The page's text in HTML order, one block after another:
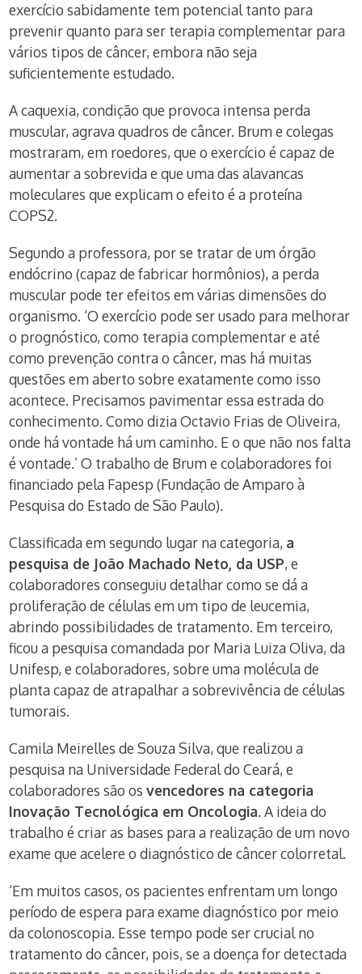
exercício sabidamente tem potencial tanto para
prevenir quanto para ser terapia complementar para
vários tipos de câncer, embora não seja
suficientemente estudado.
A caquexia, condição que provoca intensa perda
muscular, agrava quadros de câncer. Brum e colegas
mostraram, em roedores, que o exercício é capaz de
aumentar a sobrevida e que uma das alavancas
moleculares que explicam o efeito é a proteína
COPS2.
Segundo a professora, por se tratar de um órgão
endócrino (capaz de fabricar hormônios), a perda
muscular pode ter efeitos em várias dimensões do
organismo. ‘O exercício pode ser usado para melhorar
o prognóstico, como terapia complementar e até
como prevenção contra o câncer, mas há muitas
questões em aberto sobre exatamente como isso
acontece. Precisamos pavimentar essa estrada do
conhecimento. Como dizia Octavio Frias de Oliveira,
onde há vontade há um caminho. E o que não nos falta
é vontade.’ O trabalho de Brum e colaboradores foi
financiado pela Fapesp (Fundação de Amparo à
Pesquisa do Estado de São Paulo).
Classificada em segundo lugar na categoria, a
pesquisa de João Machado Neto, da USP, e
colaboradores conseguiu detalhar como se dá a
proliferação de células em um tipo de leucemia,
abrindo possibilidades de tratamento. Em terceiro,
ficou a pesquisa comandada por Maria Luiza Oliva, da
Unifesp, e colaboradores, sobre uma molécula de
planta capaz de atrapalhar a sobrevivência de células
tumorais.
Camila Meirelles de Souza Silva, que realizou a
pesquisa na Universidade Federal do Ceará, e
colaboradores são osvencedores na categoria
Inovação Tecnológica em Oncologia. A ideia do
trabalho é criar as bases para a realização de um novo
exame que acelere o diagnóstico de câncer colorretal.
‘Em muitos casos, os pacientes enfrentam um longo
período de espera para exame diagnóstico por meio
da colonoscopia. Esse tempo pode ser crucial no
tratamento do câncer, pois, se a doença for detectada